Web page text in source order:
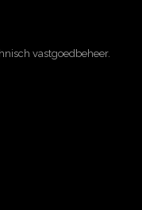
vastgoedbeheer.